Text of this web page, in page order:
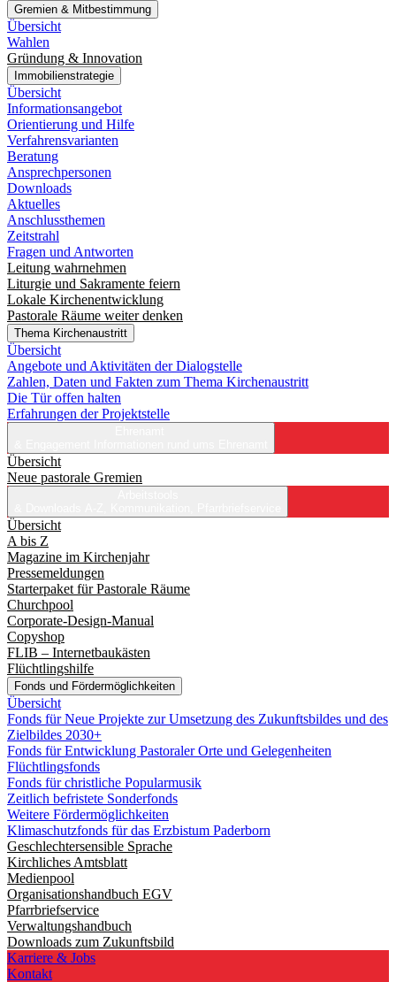
Gremien & Mitbestimmung
Übersicht
Wahlen
Gründung & Innovation
Immobilienstrategie
Übersicht
Informationsangebot
Orientierung und Hilfe
Verfahrensvarianten
Beratung
Ansprechpersonen
Downloads
Aktuelles
Anschlussthemen
Zeitstrahl
Fragen und Antworten
Leitung wahrnehmen
Liturgie und Sakramente feiern
Lokale Kirchenentwicklung
Pastorale Räume weiter denken
Thema Kirchenaustritt
Übersicht
Angebote und Aktivitäten der Dialogstelle
Zahlen, Daten und Fakten zum Thema Kirchenaustritt
Die Tür offen halten
Erfahrungen der Projektstelle
Übersicht
Neue pastorale Gremien
Übersicht
A bis Z
Magazine im Kirchenjahr
Pressemeldungen
Starterpaket für Pastorale Räume
Churchpool
Corporate-Design-Manual
Copyshop
FLIB – Internetbaukästen
Flüchtlingshilfe
Fonds und Fördermöglichkeiten
Übersicht
Fonds für Neue Projekte zur Umsetzung des Zukunftsbildes und des
Zielbildes 2030+
Fonds für Entwicklung Pastoraler Orte und Gelegenheiten
Flüchtlingsfonds
Fonds für christliche Popularmusik
Zeitlich befristete Sonderfonds
Weitere Fördermöglichkeiten
Klimaschutzfonds für das Erzbistum Paderborn
Geschlechtersensible Sprache
Kirchliches Amtsblatt
Medienpool
Organisationshandbuch EGV
Pfarrbriefservice
Verwaltungshandbuch
Downloads zum Zukunftsbild
Karriere & Jobs
Kontakt